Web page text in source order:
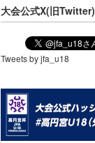
大会公式X(旧Twitter)
Tweets by jfa_u18